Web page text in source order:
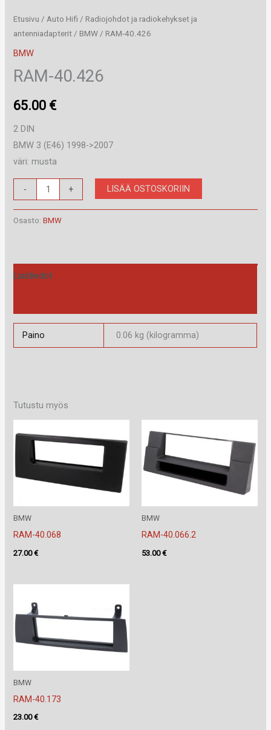
Etusivu / Auto Hifi / Radiojohdot ja radiokehykset ja
antenniadapterit / BMW / RAM-40.426
BMW
RAM-40.426
65.00 €
2 DIN
BMW 3 (E46) 1998->2007
väri: musta
-
40.426
määrä
+ LISÄÄ OSTOSKORIIN
Osasto:BMW
Lisätiedot
Paino 0.06 kg (kilogramma)
Tutustu myös
BMW
RAM-40.068
27.00€
BMW
RAM-40.066.2
53.00€
BMW
RAM-40.173
23.00€